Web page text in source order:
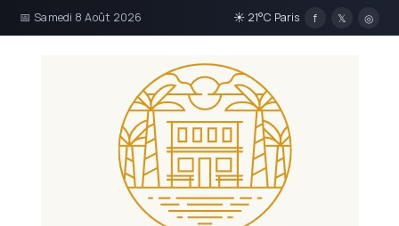
📅 Samedi 8 Août 2026 ☀ 21°C Paris f 𝕏 ◎